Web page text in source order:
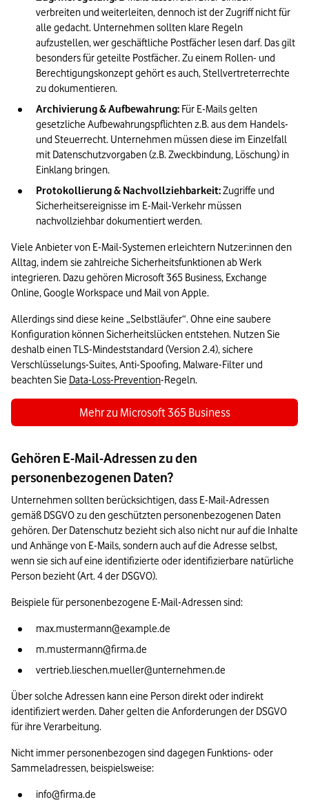
verbreiten und weiterleiten, dennoch ist der Zugriff nicht für
alle gedacht. Unternehmen sollten klare Regeln
aufzustellen, wer geschäftliche Postfächer lesen darf. Das gilt
besonders für geteilte Postfächer. Zu einem Rollen- und
Berechtigungskonzept gehört es auch, Stellvertreterrechte
zu dokumentieren.
Archivierung & Aufbewahrung: Für E-Mails gelten
gesetzliche Aufbewahrungspflichten z.B. aus dem Handels-
und Steuerrecht. Unternehmen müssen diese im Einzelfall
mit Datenschutzvorgaben (z.B. Zweckbindung, Löschung) in
Einklang bringen.
Protokollierung & Nachvollziehbarkeit: Zugriffe und
Sicherheitsereignisse im E-Mail-Verkehr müssen
nachvollziehbar dokumentiert werden.
Viele Anbieter von E-Mail-Systemen erleichtern Nutzer:innen den
Alltag, indem sie zahlreiche Sicherheitsfunktionen ab Werk
integrieren. Dazu gehören Microsoft 365 Business, Exchange
Online, Google Workspace und Mail von Apple.
Allerdings sind diese keine „Selbstläufer“. Ohne eine saubere
Konfiguration können Sicherheitslücken entstehen. Nutzen Sie
deshalb einen TLS-Mindeststandard (Version 2.4), sichere
Verschlüsselungs-Suites, Anti-Spoofing, Malware-Filter und
beachten Sie Data-Loss-Prevention-Regeln.
Mehr zu Microsoft 365 Business
Gehören E-Mail-Adressen zu den
personenbezogenen Daten?
Unternehmen sollten berücksichtigen, dass E-Mail-Adressen
gemäß DSGVO zu den geschützten personenbezogenen Daten
gehören. Der Datenschutz bezieht sich also nicht nur auf die Inhalte
und Anhänge von E-Mails, sondern auch auf die Adresse selbst,
wenn sie sich auf eine identifizierte oder identifizierbare natürliche
Person bezieht (Art. 4 der DSGVO).
Beispiele für personenbezogene E-Mail-Adressen sind:
max.mustermann@example.de
m.mustermann@firma.de
vertrieb.lieschen.mueller@unternehmen.de
Über solche Adressen kann eine Person direkt oder indirekt
identifiziert werden. Daher gelten die Anforderungen der DSGVO
für ihre Verarbeitung.
Nicht immer personenbezogen sind dagegen Funktions- oder
Sammeladressen, beispielsweise:
info@firma.de